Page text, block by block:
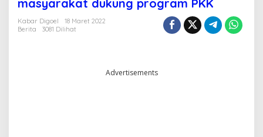
mengajak
seluruh
dukung
masyarakat dukung program PKK
Kabar Digoel
18 Maret 2022
Berita
3081 Dilihat
Advertisements